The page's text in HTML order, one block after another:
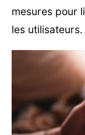
mesures pour
les utilisateurs.